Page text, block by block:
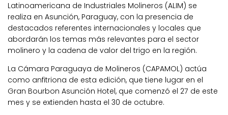
Latinoamericana de Industriales Molineros (ALIM) se
realiza en Asunción, Paraguay, con la presencia de
destacados referentes internacionales y locales que
abordarán los temas más relevantes para el sector
molinero y la cadena de valor del trigo en la región.
La Cámara Paraguaya de Molineros (CAPAMOL) actúa
como anfitriona de esta edición, que tiene lugar en el
Gran Bourbon Asunción Hotel, que comenzó el 27 de este
mes y se extienden hasta el 30 de octubre.